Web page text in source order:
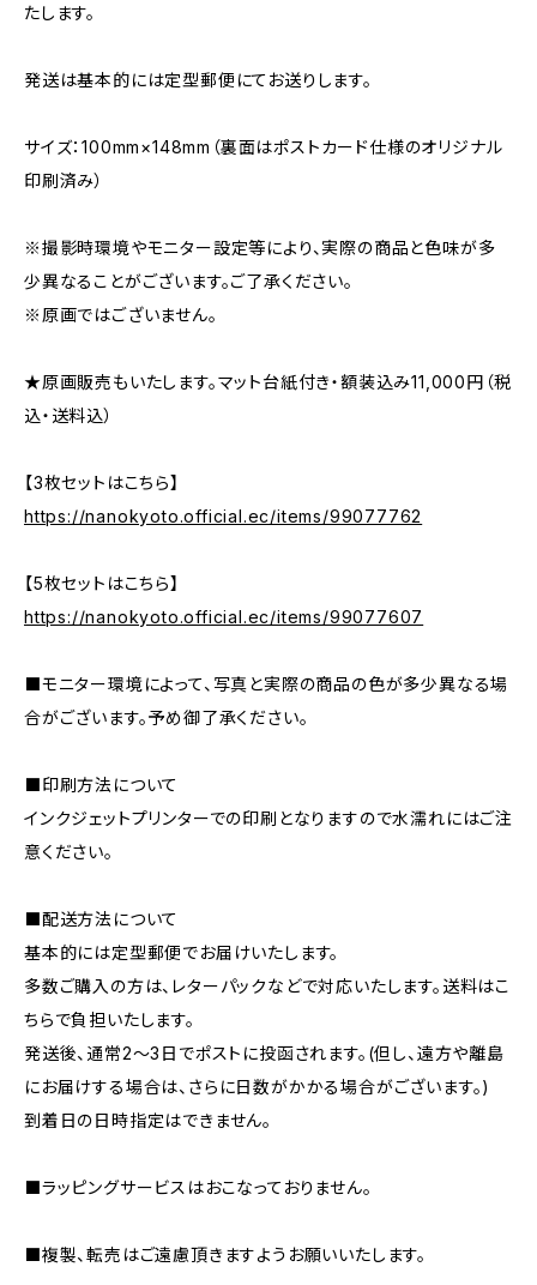
たします。
発送は基本的には定型郵便にてお送りします。
サイズ：100mm×148mm（裏面はポストカード仕様のオリジナル
印刷済み）
※撮影時環境やモニター設定等により、実際の商品と色味が多
少異なることがございます。ご了承ください。
※原画ではございません。
★原画販売もいたします。マット台紙付き・額装込み11,000円（税
込・送料込）
【3枚セットはこちら】
https://nanokyoto.official.ec/items/99077762
【5枚セットはこちら】
https://nanokyoto.official.ec/items/99077607
⬛モニター環境によって、写真と実際の商品の色が多少異なる場
合がございます。予め御了承ください。
⬛印刷方法について
インクジェットプリンターでの印刷となりますので水濡れにはご注
意ください。
⬛配送方法について
基本的には定型郵便でお届けいたします。
多数ご購入の方は、レターパックなどで対応いたします。送料はこ
ちらで負担いたします。
発送後、通常2～3日でポストに投函されます。(但し、遠方や離島
にお届けする場合は、さらに日数がかかる場合がございます。)
到着日の日時指定はできません。
⬛ラッピングサービスはおこなっておりません。
⬛複製、転売はご遠慮頂きますようお願いいたします。